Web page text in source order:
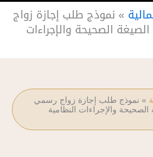
» نموذج طلب إجازة زواج
الصحيحة والإجراءات
» نموذج طلب إجازة زواج رسمي
والإجراءات النظامية